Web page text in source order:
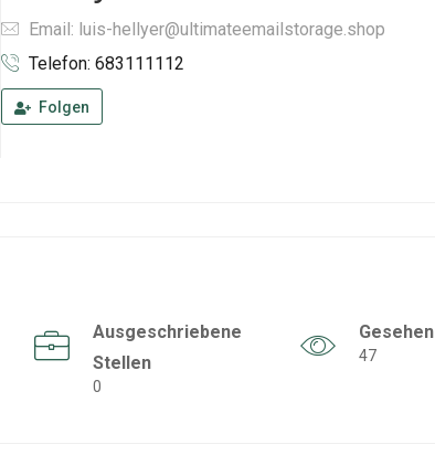
Email: luis-hellyer@ultimateemailstorage.shop
Telefon: 683111112
Folgen
Ausgeschriebene
Stellen
0
Gesehen
47